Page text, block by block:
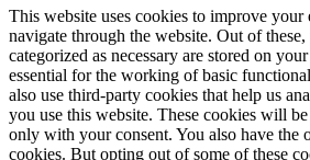
This website uses cookies to improve
navigate through the website. Out of these,
categorized as necessary are stored on
essential for the working of basic
also use third-party cookies that help us
you use this website. These cookies will
only with your consent. You also have the
cookies. But opting out of some of these